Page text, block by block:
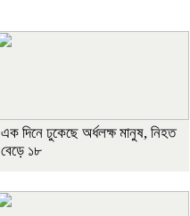
এক দিনে ঢুকেছে অর্ধলক্ষ মানুষ, নিহত
বেড়ে ১৮